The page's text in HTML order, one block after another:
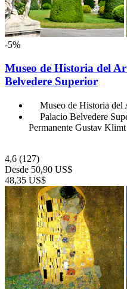
-5%
Museo de Historia del
Belvedere Superior
Museo de Historia del
Palacio Belvedere
Permanente Gustav Klimt
4,6 (127)
Desde 50,90 US$
48,35 US$